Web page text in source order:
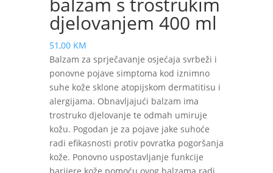
djelovanjem 400 ml
51,00 KM
Balzam za sprječavanje osjećaja svrbeži i
ponovne pojave simptoma kod iznimno
suhe kože sklone atopijskom dermatitisu i
alergijama. Obnavljajući balzam ima
trostruko djelovanje te odmah umiruje
kožu. Pogodan je za pojave jake suhoće
radi efikasnosti protiv povratka pogoršanja
kože. Ponovno uspostavljanje funkcije